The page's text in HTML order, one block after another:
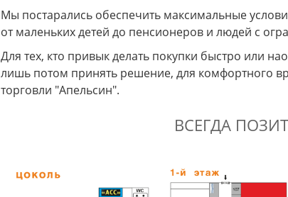
Мы постарались обеспечить максимальные
от маленьких детей до пенсионеров и людей с
Для тех, кто привык делать покупки быстро или
лишь потом принять решение, для комфортного
торговли "Апельсин".
ВСЕГДА